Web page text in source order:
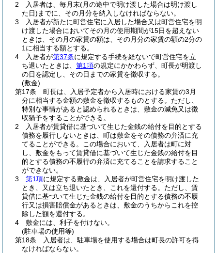
2
入居者は、毎月末(月の途中で明け渡した場合は明け渡し
た日) までに、その月分を納入しなければならない。
3
入居者が新たに町営住宅に入居した場合又は町営住宅を明
け渡した場合においてその月の使用期間が15日を超えない
ときは、その月の家賃の額は、その月分の家賃の額の2分の
1に相当する額とする。
4
入居者が第37条に規定する手続を経ないで町営住宅を立
ち退いたときは、 第1項の規定にかかわらず、町長が明渡し
の日を認定し、その日までの家賃を徴収する。
(敷金)
第17条
町長は、入居予定者から入居時における家賃の3月
分に相当する金額の敷金を徴収するものとする。 ただし、
特別な事情があると認められるときは、敷金の減免又は徴
収猶予をすることができる。
2
入居者が賃貸借に基づいて生じた金銭の給付を目的とする
債務を履行しないときは、町は敷金をその債務の弁済に充
てることができる。
この場合において、入居者は町に対
し、敷金をもって賃貸借に基づいて生じた金銭の給付を目
的とする債務の不履行の弁済に充てることを請求すること
ができない。
3
第1項に規定する敷金は、入居者が町営住宅を明け渡した
とき、又は立ち退いたとき、これを還付する。 ただし、賃
貸借に基づいて生じた金銭の給付を目的とする債務の不履
行又は損害賠償金があるときは、敷金のうちからこれを控
除した額を還付する。
4
敷金には、利子を付けない。
(駐車場の使用等)
第18条
入居者は、駐車場を使用する場合は町長の許可を得
なければならない。